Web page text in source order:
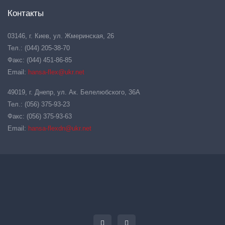
Контакты
03146, г. Киев, ул. Жмеринская, 26
Тел.: (044) 205-38-70
Факс: (044) 451-86-85
Email: hansa-flex@ukr.net
49019, г. Днепр, ул. Ак. Белелюбского, 36А
Тел.: (056) 375-93-23
Факс: (056) 375-93-63
Email: hansa-flexdn@ukr.net